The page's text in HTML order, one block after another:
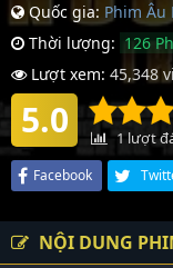
Quốc gia: Phim Âu
Thời lượng: 126
Lượt xem: 45,348
5.0 1lượt
Facebook
NỘI DUNG